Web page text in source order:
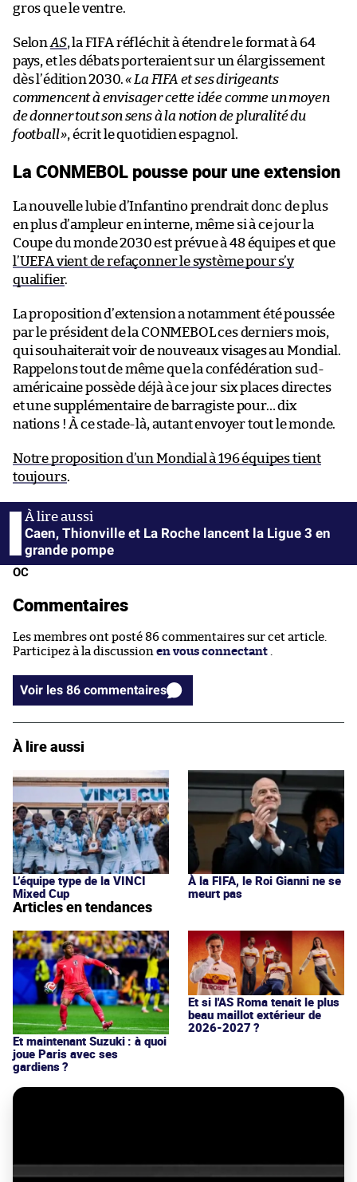
gros que le ventre.
Selon AS, la FIFA réfléchit à étendre le format à 64
pays, et les débats porteraient sur un élargissement
dès l’édition 2030.« La FIFA et ses dirigeants
commencent à envisager cette idée comme un moyen
de donner tout son sens à la notion de pluralité du
football», écrit le quotidien espagnol.
La CONMEBOL pousse pour une extension
La nouvelle lubie d’Infantino prendrait donc de plus
en plus d’ampleur en interne, même si à ce jour la
Coupe du monde 2030 est prévue à 48 équipes et que
l’UEFA vient de refaçonner le système pour s’y
qualifier.
La proposition d’extension a notamment été poussée
par le président de la CONMEBOL ces derniers mois,
qui souhaiterait voir de nouveaux visages au Mondial.
Rappelons tout de même que la confédération sud-
américaine possède déjà à ce jour six places directes
et une supplémentaire de barragiste pour… dix
nations ! À ce stade-là, autant envoyer tout le monde.
Notre proposition d’un Mondial à 196 équipes tient
toujours.
Caen, Thionville et La Roche lancent la Ligue 3 en
grande pompe
OC
Commentaires
Les membres ont posté 86 commentaires sur cet article.
Participez à la discussion en vous connectant
Voir les 86 commentaires
À lire aussi
L’équipe type de la VINCI
Mixed Cup
À la FIFA, le Roi Gianni ne se
meurt pas
Articles en tendances
Et maintenant Suzuki : à quoi
joue Paris avec ses
gardiens ?
Et si l'AS Roma tenait le plus
beau maillot extérieur de
2026-2027 ?